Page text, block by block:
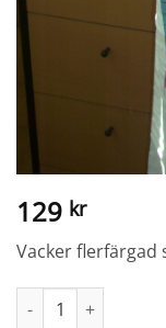
129 kr
Vacker flerfärgad
Scarf - 9880 mängd